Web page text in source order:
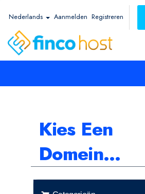
Nederlands Aanmelden Registreren
Kies Een
Domein...